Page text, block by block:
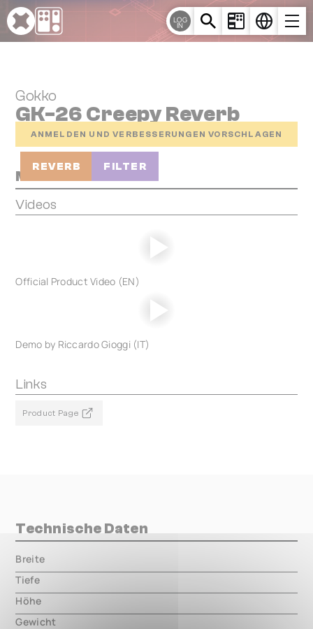
Cookie-Einstellungen
LOG
IN
Gokko
GK-26 Creepy Reverb
ANMELDEN UND VERBESSERUNGEN VORSCHLAGEN
REVERB FILTER
Media
Videos
Official Product Video (EN)
Demo by Riccardo Gioggi (IT)
Links
Product Page
Technische Daten
Breite
Tiefe
Höhe
Gewicht